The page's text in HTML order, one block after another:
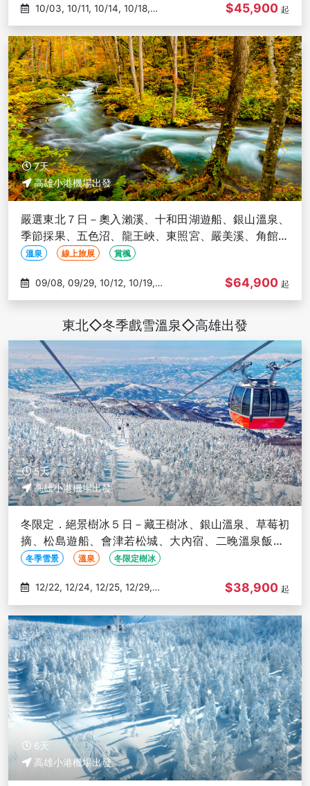
10/31
$45,900 起
7天
高雄小港機場出發
嚴選東北７日－奧入瀨溪、十和田湖遊船、銀山溫泉、
季節採果、五色沼、龍王峽、東照宮、嚴美溪、角館武
家屋敷、中尊寺-高雄出發
溫泉 線上旅展 賞楓
10/27
$64,900 起
東北◇冬季戲雪溫泉◇高雄出發
5天
高雄小港機場出發
冬限定．絕景樹冰５日－藏王樹冰、銀山溫泉、草莓初
摘、松島遊船、會津若松城、大內宿、二晚溫泉飯店-
高雄出發
冬季雪景 溫泉 冬限定樹冰
12/30
$38,900 起
6天
高雄小港機場出發